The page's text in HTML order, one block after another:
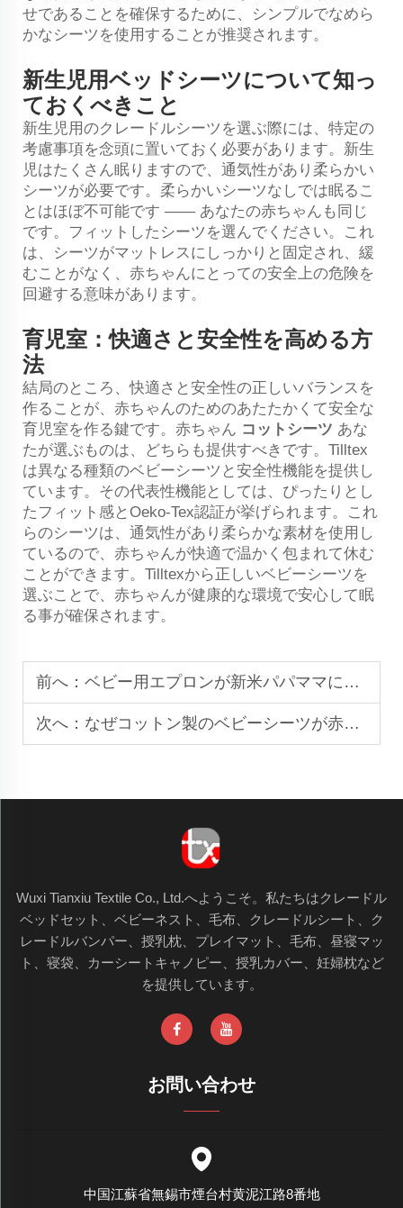
せであることを確保するために、シンプルでなめら
かなシーツを使用することが推奨されます。
新生児用ベッドシーツについて知っ
ておくべきこと
新生児用のクレードルシーツを選ぶ際には、特定の
考慮事項を念頭に置いておく必要があります。新生
児はたくさん眠りますので、通気性があり柔らかい
シーツが必要です。柔らかいシーツなしでは眠るこ
とはほぼ不可能です —— あなたの赤ちゃんも同じ
です。フィットしたシーツを選んでください。これ
は、シーツがマットレスにしっかりと固定され、緩
むことがなく、赤ちゃんにとっての安全上の危険を
回避する意味があります。
育児室：快適さと安全性を高める方
法
結局のところ、快適さと安全性の正しいバランスを
作ることが、赤ちゃんのためのあたたかくて安全な
育児室を作る鍵です。赤ちゃん コットシーツ あな
たが選ぶものは、どちらも提供すべきです。Tilltex
は異なる種類のベビーシーツと安全性機能を提供し
ています。その代表性機能としては、ぴったりとし
たフィット感とOeko-Tex認証が挙げられます。これ
らのシーツは、通気性があり柔らかな素材を使用し
ているので、赤ちゃんが快適で温かく包まれて休む
ことができます。Tilltexから正しいベビーシーツを
選ぶことで、赤ちゃんが健康的な環境で安心して眠
る事が確保されます。
前へ： ベビー用エプロンが新米パパママにとって必需品である理由：保護、ファッション、実用性
次へ： なぜコットン製のベビーシーツが赤ちゃんの快適さに最適なのか
Wuxi Tianxiu Textile Co., Ltd.へようこそ。私たちはクレードル
ベッドセット、ベビーネスト、毛布、クレードルシート、ク
レードルバンパー、授乳枕、プレイマット、毛布、昼寝マッ
ト、寝袋、カーシートキャノピー、授乳カバー、妊婦枕など
を提供しています。
お問い合わせ
中国江蘇省無錫市煙台村黄泥江路8番地